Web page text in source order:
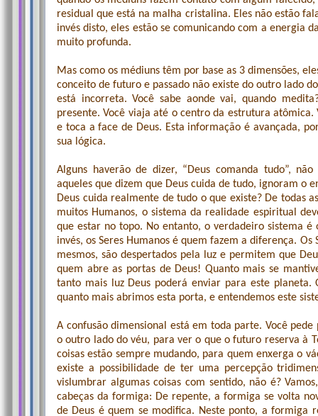
residual que está na malha cristalina. Eles não estão
invés disto, eles estão se comunicando com a energia
muito profunda.
Mas como os médiuns têm por base as 3 dimensões,
conceito de futuro e passado não existe do outro lado
está incorreta. Você sabe aonde vai, quando
presente. Você viaja até o centro da estrutura
e toca a face de Deus. Esta informação é avançada,
sua lógica.
Alguns haverão de dizer, “Deus comanda tudo”,
aqueles que dizem que Deus cuida de tudo, ignoram o
Deus cuida realmente de tudo o que existe? De todas
muitos Humanos, o sistema da realidade espiritual
que estar no topo. No entanto, o verdadeiro sistema é
invés, os Seres Humanos é quem fazem a diferença.
mesmos, são despertados pela luz e permitem que
quem abre as portas de Deus! Quanto mais se
tanto mais luz Deus poderá enviar para este
quanto mais abrimos esta porta, e entendemos este
A confusão dimensional está em toda parte. Você
o outro lado do véu, para ver o que o futuro reserva à
coisas estão sempre mudando, para quem enxerga o
existe a possibilidade de ter uma percepção
vislumbrar algumas coisas com sentido, não é?
cabeças da formiga: De repente, a formiga se volta
de Deus é quem se modifica. Neste ponto, a formiga